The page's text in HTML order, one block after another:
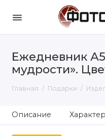
Ежедневник
мудрости».
Главная Подарки
Описание